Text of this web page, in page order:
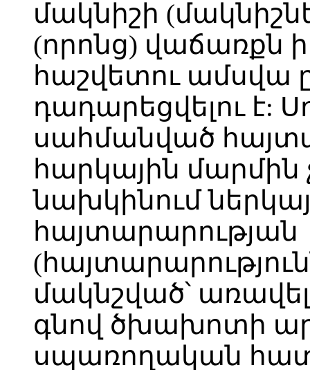
մակնիշի
(որոնց) վաճառքն
հաշվետու ամսվա
դադարեցվելու է:
սահմանված
հարկային մարմին
նախկինում
հայտարարության
մակնշված՝
գնով ծխախոտի
սպառողական